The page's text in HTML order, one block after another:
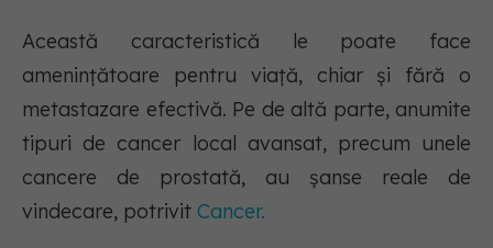
Această caracteristică le poate face
amenințătoare pentru viață, chiar și fără o
metastazare efectivă. Pe de altă parte, anumite
tipuri de cancer local avansat, precum unele
cancere de prostată, au șanse reale de
vindecare, potrivit Cancer.